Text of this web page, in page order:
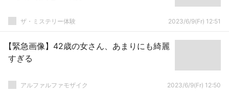
ザ・ミステリー体験 2023/6/9(Fr) 12:51
【緊急画像】42歳の女さん、あまりにも綺麗
すぎる
アルファルファモザイク 2023/6/9(Fr) 12:50